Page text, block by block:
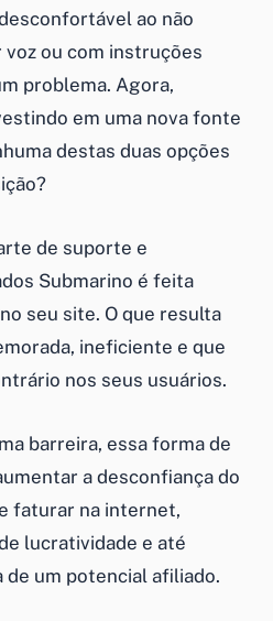
ao não
voz ou com instruções
problema. Agora,
em uma nova fonte
destas duas opções
de suporte e
Submarino é feita
seu site. O que resulta
ineficiente e que
nos seus usuários.
barreira, essa forma de
a desconfiança do
faturar na internet,
lucratividade e até
um potencial afiliado.